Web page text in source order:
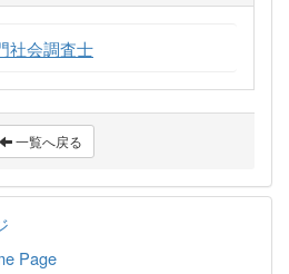
社会調査士
一覧へ戻る
Page